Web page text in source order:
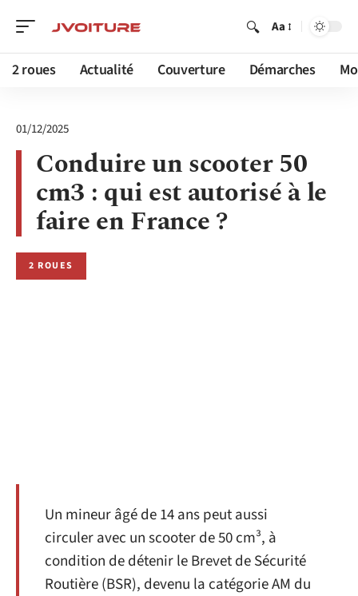
Aa
2 roues Actualité Couverture Démarches
01/12/2025
Conduire un scooter 50
cm3 : qui est autorisé à le
faire en France ?
2 ROUES
Un mineur âgé de 14 ans peut aussi
circuler avec un scooter de 50 cm³, à
condition de détenir le Brevet de Sécurité
Routière (BSR), devenu la catégorie AM du